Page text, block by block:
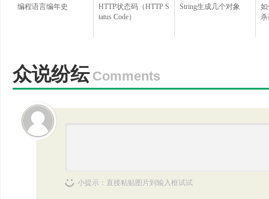
编程语言编年史
HTTP状态码（HTTP S
tatus Code）
String生成几个对象
众说纷纭 Comments
小提示：直接粘贴图片到输入框试试